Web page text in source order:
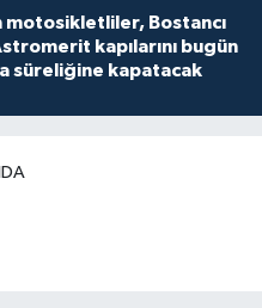
motosikletliler, Bostancı
kapılarını bugün
süreliğine kapatacak